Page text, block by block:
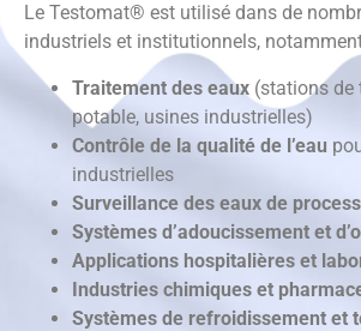
Le Testomat® est utilisé dans de
industriels et institutionnels,
Traitement des eaux (stations de
potable, usines industrielles)
Contrôle de la qualité de l’eau
industrielles
Surveillance des eaux de process
Systèmes d’adoucissement et
Applications hospitalières et
Industries chimiques et
Systèmes de refroidissement et